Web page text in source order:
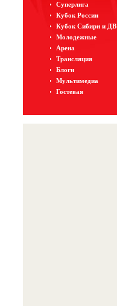
Суперлига
Кубок России
Кубок Сибири и ДВ
Молодежные
Арена
Трансляция
Блоги
Мультимедиа
Гостевая